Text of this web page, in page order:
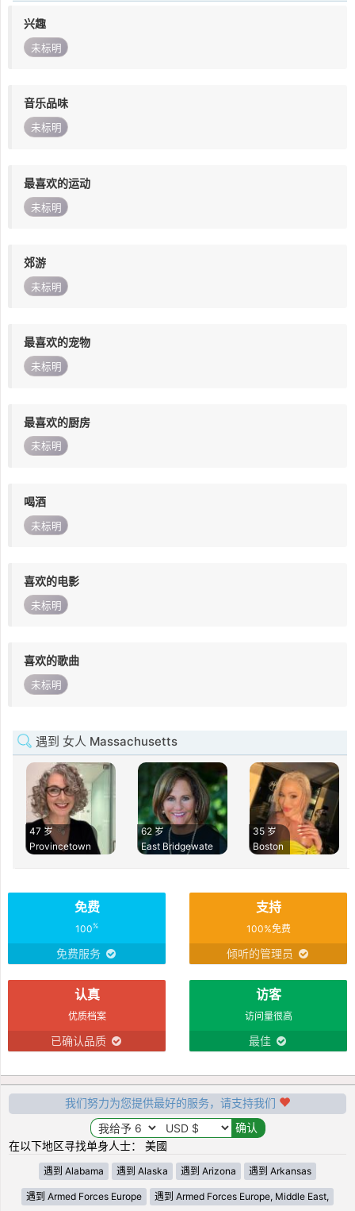
兴趣
未标明
音乐品味
未标明
最喜欢的运动
未标明
郊游
未标明
最喜欢的宠物
未标明
最喜欢的厨房
未标明
喝酒
未标明
喜欢的电影
未标明
喜欢的歌曲
未标明
遇到 女人 Massachusetts
47 岁
Provincetown
62 岁
East Bridgewate
35 岁
Boston
免费
100%
免费服务
支持
100%免费
倾听的管理员
认真
优质档案
已确认品质
访客
访问量很高
最佳
我们努力为您提供最好的服务，请支持我们
在以下地区寻找单身人士： 美國
遇到 Alabama 遇到 Alaska 遇到 Arizona 遇到 Arkansas
遇到 Armed Forces Europe 遇到 Armed Forces Europe, Middle East,